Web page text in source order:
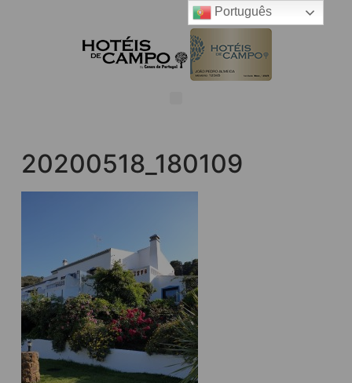
20200518_180109
Português